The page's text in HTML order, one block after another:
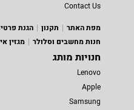
Contact Us
מפת האתר
תקנון הגנת
חנות מחשבים וסלולר
מגזין
חנויות מותג
Lenovo
Apple
Samsung